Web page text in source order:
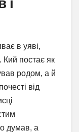
в уяві,
Кий постає як
родом, а й
від
думав, а